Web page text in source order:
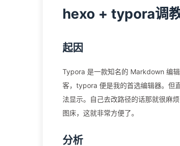
hexo + typora调
起因
Typora 是一款知名的 Markdown 编
客，typora 便是我的首选编辑器。但
法显示。自己去改路径的话那就很麻
图床，这就非常方便了。
分析